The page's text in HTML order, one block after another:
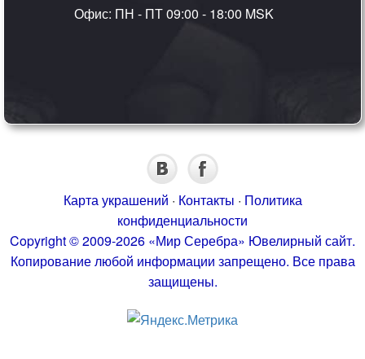
Офис: ПН - ПТ 09:00 - 18:00 MSK
Карта украшений · Контакты · Политика
конфиденциальности
Copyright © 2009-2026 «Мир Серебра» Ювелирный сайт.
Копирование любой информации запрещено. Все права
защищены.